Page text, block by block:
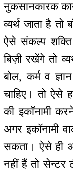
नुकसानकारक
व्यर्थ जाता है
ऐसे संकल्प शक्ति
बिज़ी रखेंगे तो
बोल, कर्म व
चाहिए। तो ऐसे
की इकॉनामी
अगर इकॉनामी
सकता। ऐसे ही
नहीं हैं तो सेन्टर